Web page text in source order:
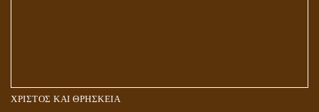
ΧΡΙΣΤΟΣ ΚΑΙ ΘΡΗΣΚΕΙΑ